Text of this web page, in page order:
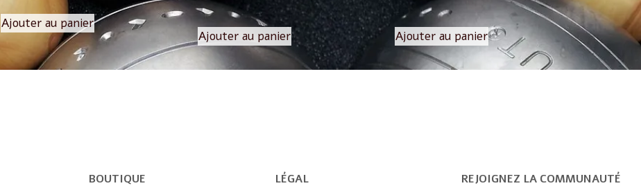
Ajouter au panier
Ajouter au panier Ajouter au panier
BOUTIQUE LÉGAL REJOIGNEZ LA COMMUNAUTÉ